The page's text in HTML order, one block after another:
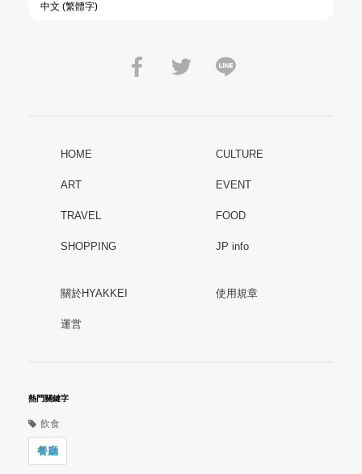
HOME CULTURE
ART EVENT
TRAVEL FOOD
SHOPPING JP info
關於HYAKKEI 使用規章
運営
熱門關鍵字
飲食
餐廳